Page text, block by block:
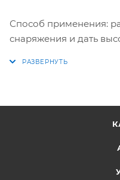
Способ применения:
снаряжения и дать